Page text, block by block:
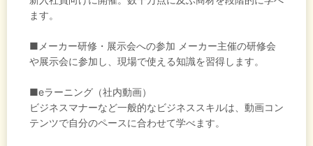
ます。
■メーカー研修・展示会への参加 メーカー主催の研修会
や展示会に参加し、現場で使える知識を習得します。
■eラーニング（社内動画）
ビジネスマナーなど一般的なビジネススキルは、動画コン
テンツで自分のペースに合わせて学べます。